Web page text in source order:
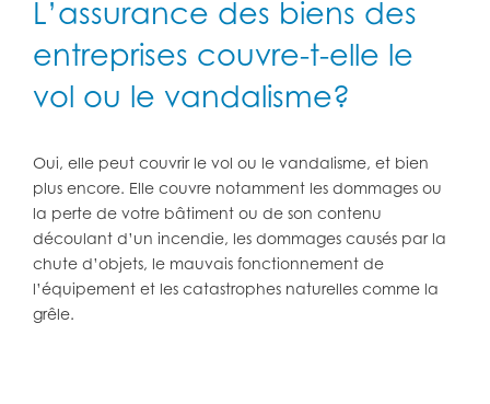
L’assurance des biens des
entreprises couvre-t-elle le
vol ou le vandalisme?
Oui, elle peut couvrir le vol ou le vandalisme, et bien
plus encore. Elle couvre notamment les dommages ou
la perte de votre bâtiment ou de son contenu
découlant d’un incendie, les dommages causés par la
chute d’objets, le mauvais fonctionnement de
l’équipement et les catastrophes naturelles comme la
grêle.